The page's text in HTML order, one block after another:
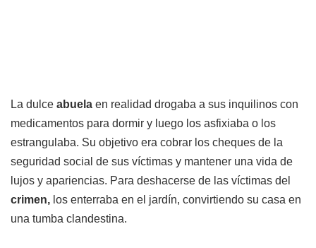
La dulce abuela en realidad drogaba a sus inquilinos con
medicamentos para dormir y luego los asfixiaba o los
estrangulaba. Su objetivo era cobrar los cheques de la
seguridad social de sus víctimas y mantener una vida de
lujos y apariencias. Para deshacerse de las víctimas del
crimen, los enterraba en el jardín, convirtiendo su casa en
una tumba clandestina.